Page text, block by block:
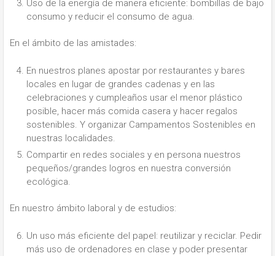
Uso de la energía de manera eficiente: bombillas de bajo
consumo y reducir el consumo de agua.
En el ámbito de las amistades:
En nuestros planes apostar por restaurantes y bares
locales en lugar de grandes cadenas y en las
celebraciones y cumpleaños usar el menor plástico
posible, hacer más comida casera y hacer regalos
sostenibles. Y organizar Campamentos Sostenibles en
nuestras localidades.
Compartir en redes sociales y en persona nuestros
pequeños/grandes logros en nuestra conversión
ecológica.
En nuestro ámbito laboral y de estudios:
Un uso más eficiente del papel: reutilizar y reciclar. Pedir
más uso de ordenadores en clase y poder presentar